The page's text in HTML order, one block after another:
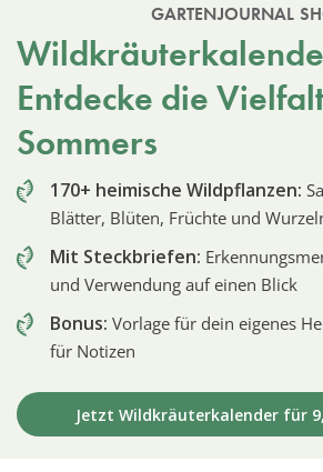
GARTENJOURNAL
Entdecke die
Sommers
170+ heimische Wildpflanzen:
Blätter, Blüten, Früchte und
Mit Steckbriefen:
und Verwendung auf einen Blick
Bonus: Vorlage für dein eigenes
für Notizen
Jetzt Wildkräuterkalender für